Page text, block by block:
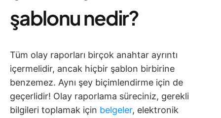
şablonu nedir?
Tüm olay raporları birçok anahtar ayrıntı
içermelidir, ancak hiçbir şablon birbirine
benzemez. Aynı şey biçimlendirme için de
geçerlidir! Olay raporlama süreciniz, gerekli
bilgileri toplamak için belgeler, elektronik